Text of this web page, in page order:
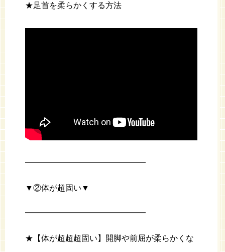
★足首を柔らかくする方法
━━━━━━━━━━━━━━━
▼②体が超固い▼
━━━━━━━━━━━━━━━
★【体が超超超固い】開脚や前屈が柔らかくな